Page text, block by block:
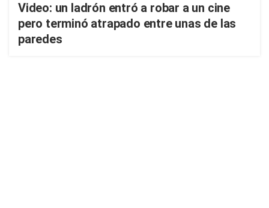
Video: un ladrón entró a robar a un cine
pero terminó atrapado entre unas de las
paredes